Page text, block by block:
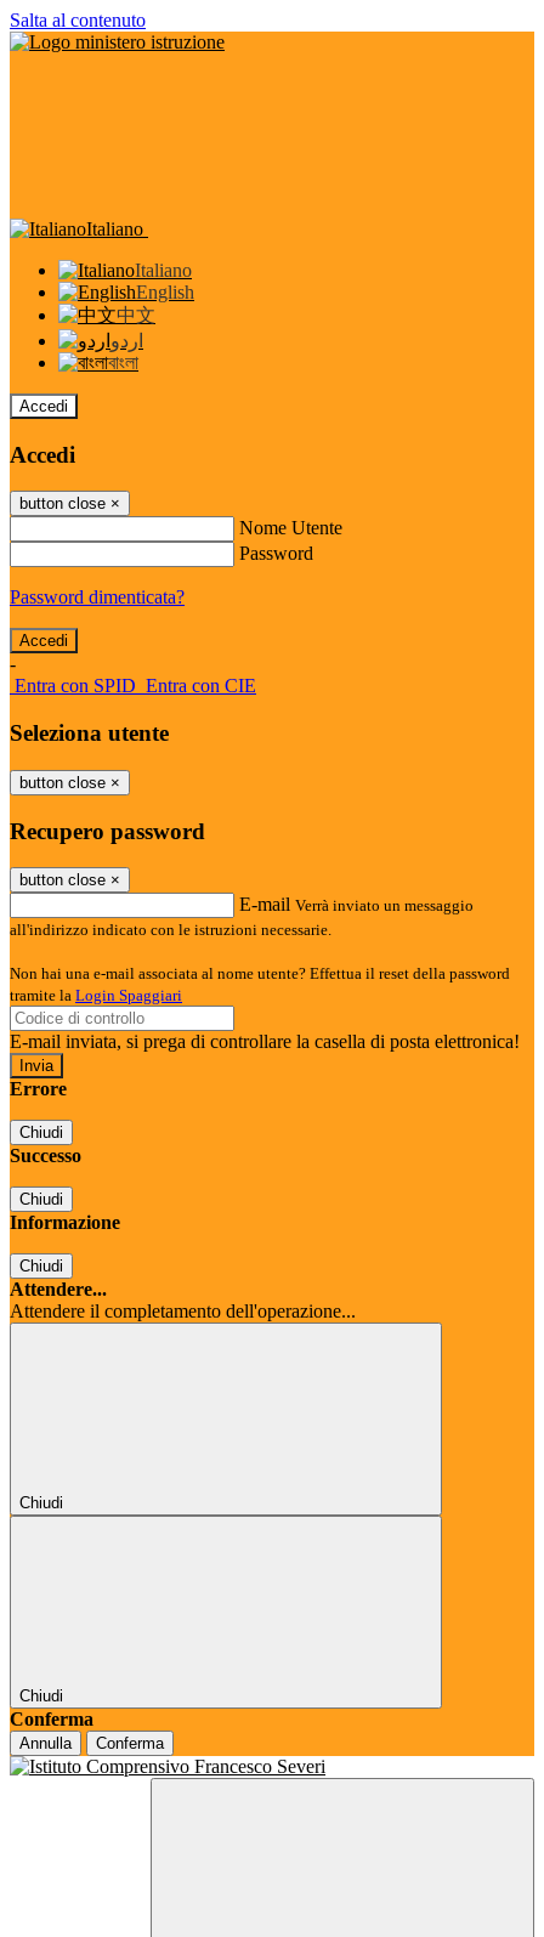
Salta al contenuto
Italiano
Italiano
English
中文
اردو
বাংলা
Accedi
Accedi
button close ×
Nome Utente
Password
Password dimenticata?
-
Entra con SPID Entra con CIE
Seleziona utente
button close ×
Recupero password
button close ×
E-mail Verrà inviato un messaggio
all'indirizzo indicato con le istruzioni necessarie.
Non hai una e-mail associata al nome utente? Effettua il reset della password
tramite la Login Spaggiari
E-mail inviata, si prega di controllare la casella di posta elettronica!
Errore
Chiudi
Successo
Chiudi
Informazione
Chiudi
Attendere...
Attendere il completamento dell'operazione...
Chiudi
Chiudi
Conferma
Annulla Conferma